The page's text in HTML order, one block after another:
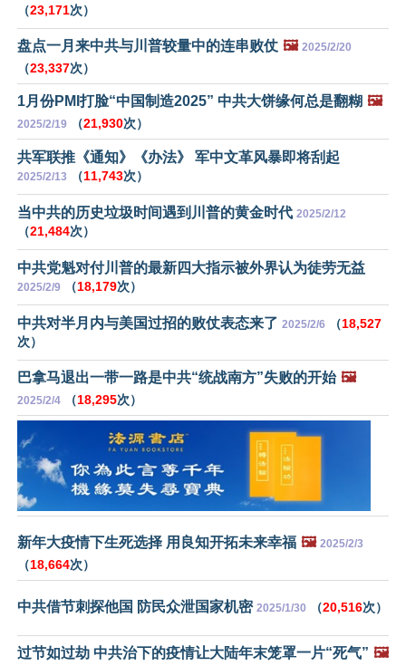
（23,171次）
盘点一月来中共与川普较量中的连串败仗 🖼️ 2025/2/20
（23,337次）
1月份PMI打脸“中国制造2025” 中共大饼缘何总是翻糊 🖼️
2025/2/19 （21,930次）
共军联推《通知》《办法》 军中文革风暴即将刮起
2025/2/13 （11,743次）
当中共的历史垃圾时间遇到川普的黄金时代 2025/2/12
（21,484次）
中共党魁对付川普的最新四大指示被外界认为徒劳无益
2025/2/9 （18,179次）
中共对半月内与美国过招的败仗表态来了 2025/2/6 （18,527
次）
巴拿马退出一带一路是中共“统战南方”失败的开始 🖼️
2025/2/4 （18,295次）
新年大疫情下生死选择 用良知开拓未来幸福 🖼️ 2025/2/3
（18,664次）
中共借节刺探他国 防民众泄国家机密 2025/1/30 （20,516次）
过节如过劫 中共治下的疫情让大陆年末笼罩一片“死气” 🖼️